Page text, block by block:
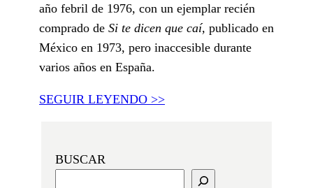
año febril de 1976, con un ejemplar recién
comprado de Si te dicen que caí, publicado en
México en 1973, pero inaccesible durante
varios años en España.
SEGUIR LEYENDO >>
BUSCAR